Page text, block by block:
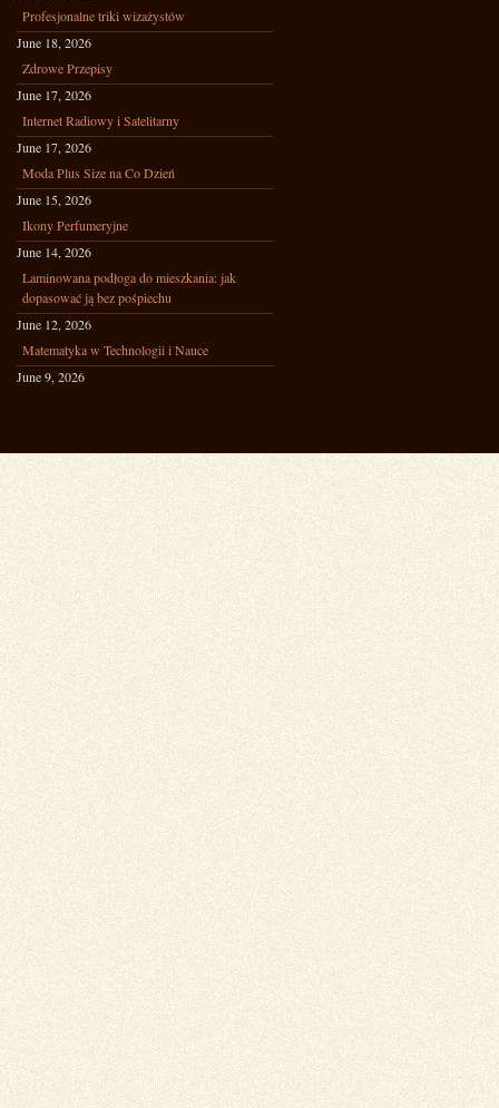
Profesjonalne triki wizażystów
June 18, 2026
Zdrowe Przepisy
June 17, 2026
Internet Radiowy i Satelitarny
June 17, 2026
Moda Plus Size na Co Dzień
June 15, 2026
Ikony Perfumeryjne
June 14, 2026
Laminowana podłoga do mieszkania: jak
dopasować ją bez pośpiechu
June 12, 2026
Matematyka w Technologii i Nauce
June 9, 2026